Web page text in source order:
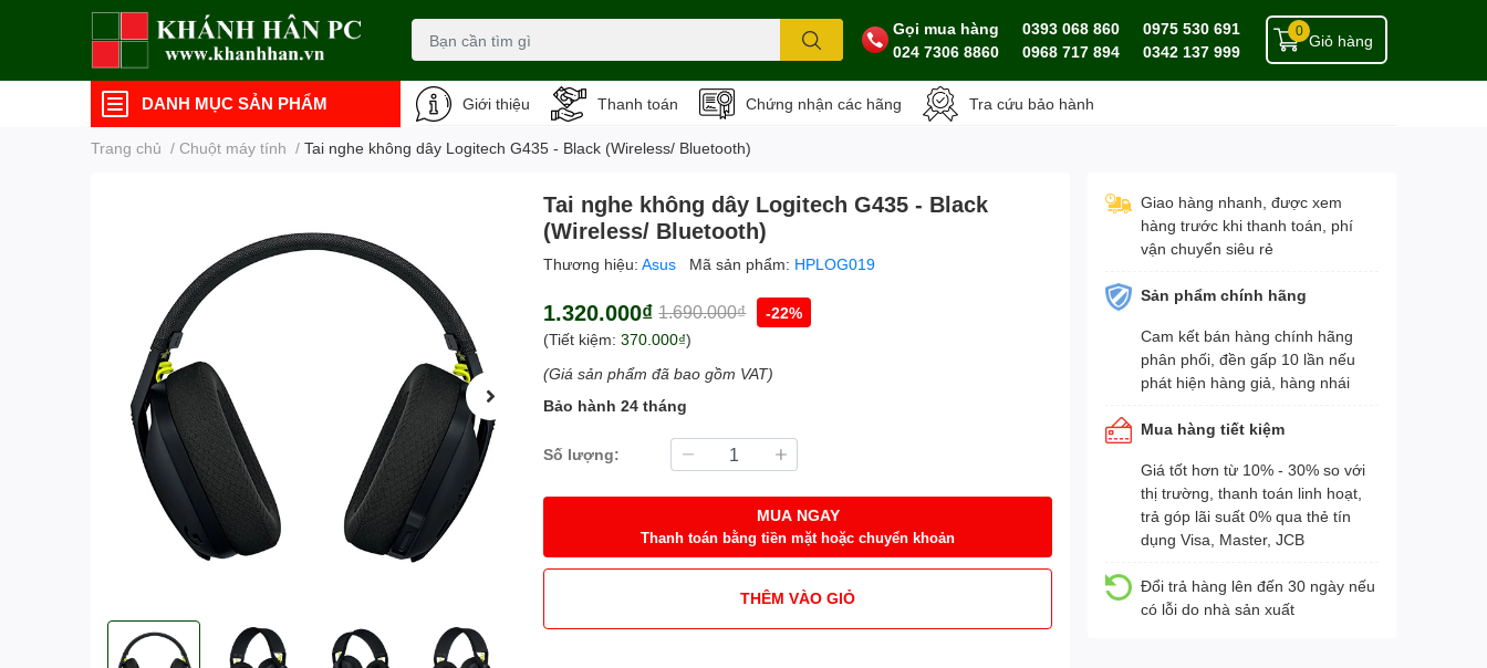
Gọi mua hàng
024 7306 8860
0393 068 860
0968 717 894
0975 530 691
0342 137 999
Giỏ hàng
0
DANH MỤC SẢN PHẨM Giới thiệu Thanh toán Chứng nhận các hãng Tra cứu bảo hành
Trang chủ / Chuột máy tính / Tai nghe không dây Logitech G435 - Black (Wireless/ Bluetooth)
Tai nghe không dây Logitech G435 - Black
(Wireless/ Bluetooth)
Thương hiệu:Asus Mã sản phẩm: HPLOG019
1.320.000₫ 1.690.000₫
-22%
(Tiết kiệm:370.000₫)
(Giá sản phẩm đã bao gồm VAT)
Bảo hành 24 tháng
Số lượng:
MUA NGAY
Thanh toán bằng tiền mặt hoặc chuyển khoản
THÊM VÀO GIỎ
Giao hàng nhanh, được xem
hàng trước khi thanh toán, phí
vận chuyển siêu rẻ
Sản phẩm chính hãng
Cam kết bán hàng chính hãng
phân phối, đền gấp 10 lần nếu
phát hiện hàng giả, hàng nhái
Mua hàng tiết kiệm
Giá tốt hơn từ 10% - 30% so với
thị trường, thanh toán linh hoạt,
trả góp lãi suất 0% qua thẻ tín
dụng Visa, Master, JCB
Đổi trả hàng lên đến 30 ngày nếu
có lỗi do nhà sản xuất